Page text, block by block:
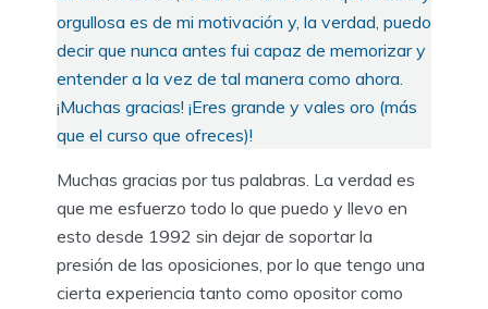
orgullosa es de mi motivación y, la verdad, puedo
decir que nunca antes fui capaz de memorizar y
entender a la vez de tal manera como ahora.
¡Muchas gracias! ¡Eres grande y vales oro (más
que el curso que ofreces)!
Muchas gracias por tus palabras. La verdad es
que me esfuerzo todo lo que puedo y llevo en
esto desde 1992 sin dejar de soportar la
presión de las oposiciones, por lo que tengo una
cierta experiencia tanto como opositor como